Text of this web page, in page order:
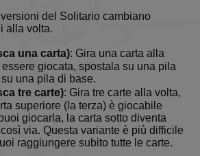
del Solitario cambiano
alla volta.
una carta): Gira una carta alla
giocata, spostala su una pila
una pila di base.
tre carte): Gira tre carte alla volta,
superiore (la terza) è giocabile
giocarla, la carta sotto diventa
via. Questa variante è più difficile
raggiungere subito tutte le carte.
Fornitore/
Dominio
Scadenza Descrizione
.solitalian.it
1 anno 1
mese
Questo cookie
viene utilizzato
da Google
Analytics per
/
Scadenza Descrizione
1 anno
Used for ad
targeting
/
Scadenza Descrizione
1 anno
5 mesi 4
settimane
1 anno